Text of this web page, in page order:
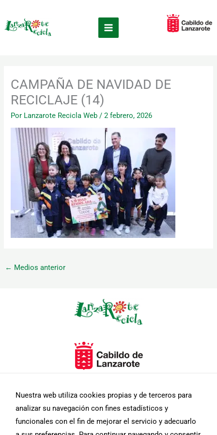
contenido
CAMPAÑA DE NAVIDAD DE
RECICLAJE (14)
Por Lanzarote Recicla Web /2 febrero, 2026
← Medios anterior
Nuestra web utiliza cookies propias y de terceros para
analizar su navegación con fines estadísticos y
funcionales con el fin de mejorar el servicio y adecuarlo
Necesarias
Estas
Son
necesarias
para que
web.
Estadísticas
Para que